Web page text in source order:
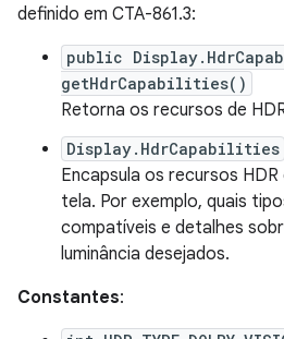
definido em CTA-861.3:
public
getHdrCapabilities()
Retorna os recursos de
Display.HdrCapabilities
Encapsula os recursos
tela. Por exemplo, quais
compatíveis e detalhes
luminância desejados.
Constantes: